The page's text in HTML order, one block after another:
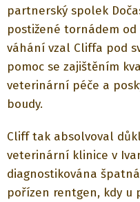
partnerský spolek
postižené tornádem
váhání vzal Cliffa pod
pomoc se zajištěním
veterinární péče a
boudy.
Cliff tak absolvoval
veterinární klinice v
diagnostikována
pořízen rentgen, kdy